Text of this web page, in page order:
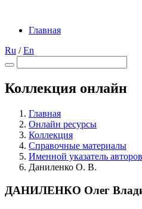
Главная
Ru /En
Коллекция онлайн
Главная
Онлайн ресурсы
Коллекция
Справочные материалы
Именной указатель авторов
Даниленко О. В.
ДАНИЛЕНКО Олег